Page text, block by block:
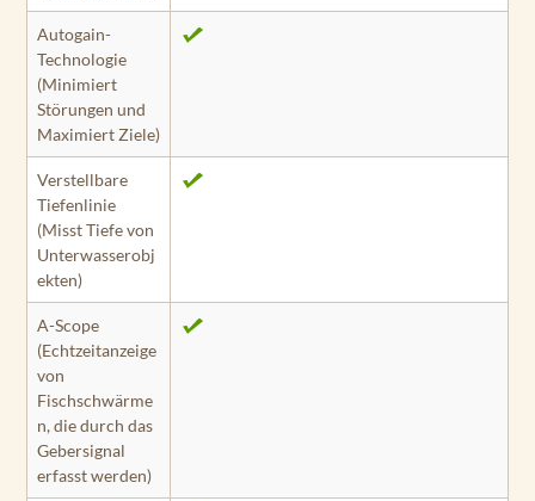
Autogain-
Technologie
(Minimiert
Störungen und
Maximiert Ziele)
Verstellbare
Tiefenlinie
(Misst Tiefe von
Unterwasserobj
ekten)
A-Scope
(Echtzeitanzeige
von
Fischschwärme
n, die durch das
Gebersignal
erfasst werden)